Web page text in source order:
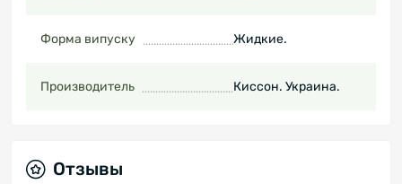
Форма випуску Жидкие.
Производитель Киссон. Украина.
Отзывы